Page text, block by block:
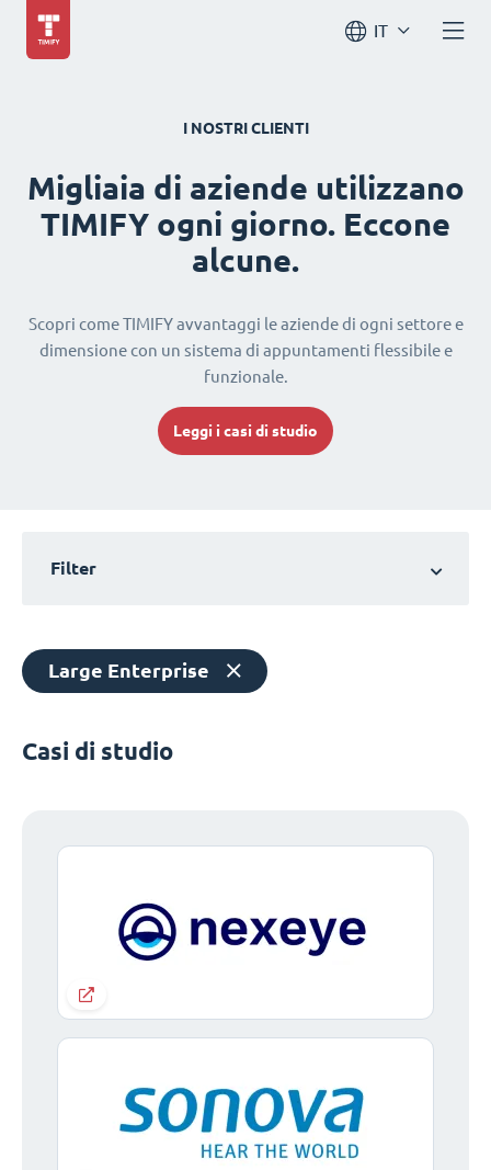
IT
I NOSTRI CLIENTI
Migliaia di aziende utilizzano
TIMIFY ogni giorno. Eccone
alcune.
Scopri come TIMIFY avvantaggi le aziende di ogni settore e
dimensione con un sistema di appuntamenti flessibile e
funzionale.
Leggi i casi di studio
Filter
Large Enterprise
Casi di studio